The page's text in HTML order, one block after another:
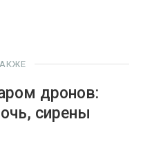
дронов:
сирены